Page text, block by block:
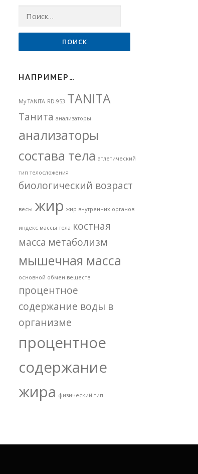
НАПРИМЕР…
My TANITA RD-953 TANITA
Танита анализаторы
анализаторы
состава тела атлетический
тип телосложения
биологический возраст
весы жир жир внутренних органов
индекс массы тела костная
масса метаболизм
мышечная масса
основной обмен веществ
процентное
содержание воды в
организме
процентное
содержание
жира физический тип